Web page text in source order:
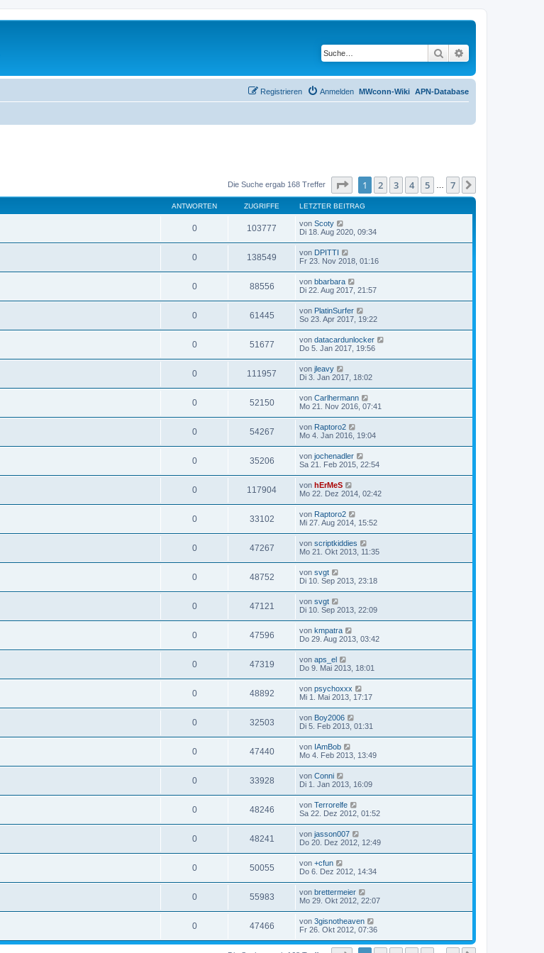
Suche
APN-Database
MWconn-Wiki
Anmelden
Registrieren
Die Suche ergab 168 Treffer Seite von7
1 2 3 4 5 7
ANTWORTEN ZUGRIFFE LETZTER BEITRAG
0 103777 von Scoty
Di 18. Aug 2020, 09:34
0 138549 von DPITTI
Fr 23. Nov 2018, 01:16
0 88556 von bbarbara
Di 22. Aug 2017, 21:57
0 61445 von PlatinSurfer
So 23. Apr 2017, 19:22
0 51677 von datacardunlocker
Do 5. Jan 2017, 19:56
0 111957 von jleavy
Di 3. Jan 2017, 18:02
0 52150 von Carlhermann
Mo 21. Nov 2016, 07:41
0 54267 von Raptoro2
Mo 4. Jan 2016, 19:04
0 35206 von jochenadler
Sa 21. Feb 2015, 22:54
0 117904 von hErMeS
Mo 22. Dez 2014, 02:42
0 33102 von Raptoro2
Mi 27. Aug 2014, 15:52
0 47267 von scriptkiddies
Mo 21. Okt 2013, 11:35
0 48752 von svgt
Di 10. Sep 2013, 23:18
0 47121 von svgt
Di 10. Sep 2013, 22:09
0 47596 von kmpatra
Do 29. Aug 2013, 03:42
0 47319 von aps_el
Do 9. Mai 2013, 18:01
0 48892 von psychoxxx
Mi 1. Mai 2013, 17:17
0 32503 von Boy2006
Di 5. Feb 2013, 01:31
0 47440 von IAmBob
Mo 4. Feb 2013, 13:49
0 33928 von Conni
Di 1. Jan 2013, 16:09
0 48246 von Terrorelfe
Sa 22. Dez 2012, 01:52
0 48241 von jasson007
Do 20. Dez 2012, 12:49
0 50055 von +cfun
Do 6. Dez 2012, 14:34
0 55983 von brettermeier
Mo 29. Okt 2012, 22:07
0 47466 von 3gisnotheaven
Fr 26. Okt 2012, 07:36